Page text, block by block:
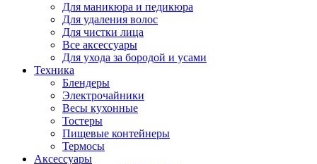
Для маникюра и педикюра
Для удаления волос
Для чистки лица
Все аксессуары
Для ухода за бородой и усами
Техника
Блендеры
Электрочайники
Весы кухонные
Тостеры
Пищевые контейнеры
Термосы
Аксессуары